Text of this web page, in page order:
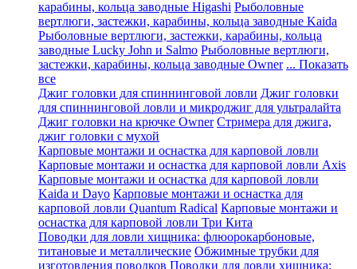
карабины, кольца заводные Higashi Рыболовные
вертлюги, застежки, карабины, кольца заводные Kaida
Рыболовные вертлюги, застежки, карабины, кольца
заводные Lucky John и Salmo Рыболовные вертлюги,
застежки, карабины, кольца заводные Owner ... Показать
все
Джиг головки для спиннинговой ловли Джиг головки
для спиннинговой ловли и микроджиг для ультралайта
Джиг головки на крючке Owner Стримера для джига,
джиг головки с мухой
Карповые монтажи и оснастка для карповой ловли
Карповые монтажи и оснастка для карповой ловли Axis
Карповые монтажи и оснастка для карповой ловли
Kaida и Dayo Карповые монтажи и оснастка для
карповой ловли Quantum Radical Карповые монтажи и
оснастка для карповой ловли Три Кита
Поводки для ловли хищника: флюорокарбоновые,
титановые и металлические Обжимные трубки для
изготовления поводков Поводки для ловли хищника: